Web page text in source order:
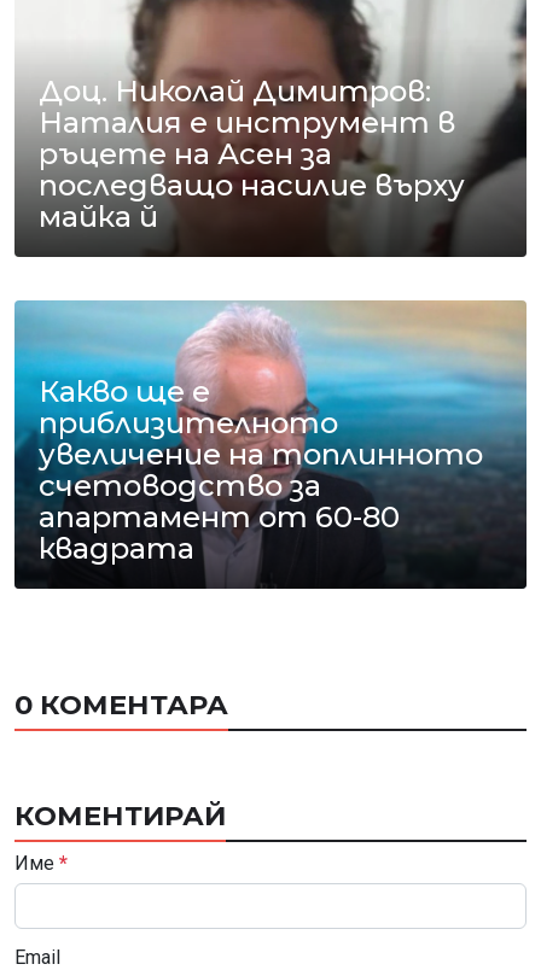
Доц. Николай Димитров:
Наталия е инструмент в
ръцете на Асен за
последващо насилие върху
майка й
Какво ще е
приблизителното
увеличение на топлинното
счетоводство за
апартамент от 60-80
квадрата
0 КОМЕНТАРА
КОМЕНТИРАЙ
Име *
Email